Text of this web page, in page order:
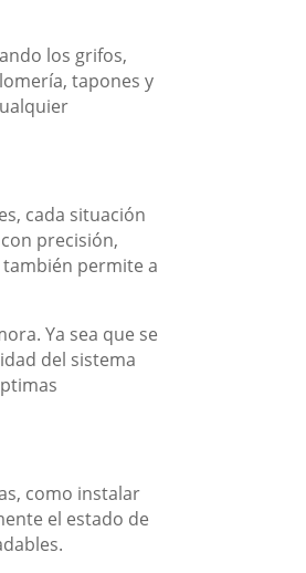
los grifos,
tapones y
cada situación
precisión,
permite a
Ya sea que se
del sistema
como instalar
el estado de